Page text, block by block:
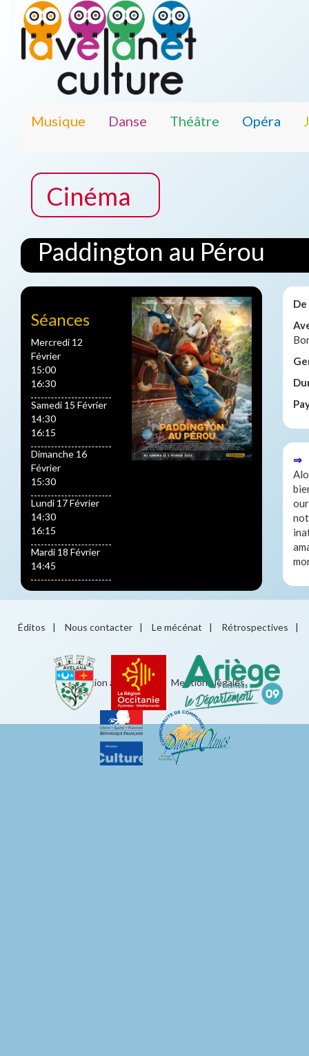
Musique Danse Théâtre Opéra
Cinéma
Paddington au Pérou
Séances
Mercredi 12
Février
15:00
16:30
Samedi 15 Février
14:30
16:15
Dimanche 16
Février
15:30
Lundi 17 Février
14:30
16:15
Mardi 18 Février
14:45
De
⇒
Éditos | Nous contacter | Le mécénat | Rétrospectives |
Éducation artistique Mentions légales